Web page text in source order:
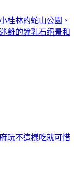
桂林的蛇山公園、
離的鐘乳石絕景和
玩不這樣吃就可惜